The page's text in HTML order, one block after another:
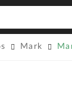
Mark